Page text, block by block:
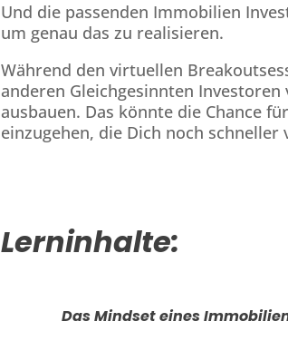
Und die passenden Immobilien
um genau das zu realisieren.
Während den virtuellen
anderen Gleichgesinnten
ausbauen. Das könnte die Chance
einzugehen, die Dich noch schneller
Lerninhalte:
Das Mindset eines